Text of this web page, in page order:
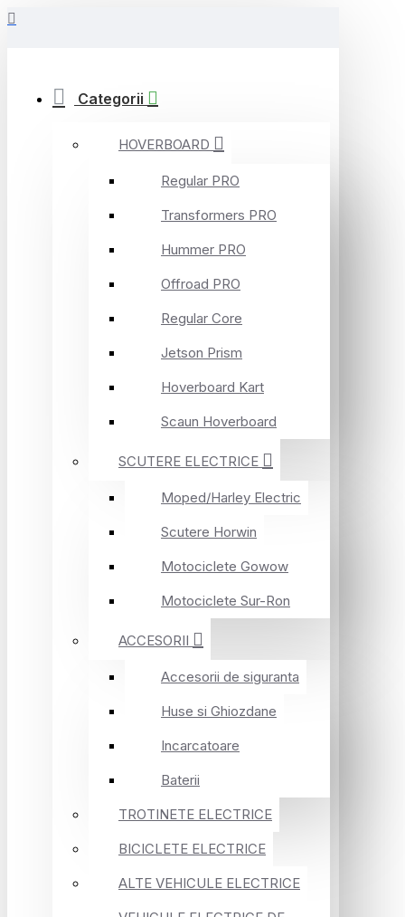
Categorii
HOVERBOARD
Regular PRO
Transformers PRO
Hummer PRO
Offroad PRO
Regular Core
Jetson Prism
Hoverboard Kart
Scaun Hoverboard
SCUTERE ELECTRICE
Moped/Harley Electric
Scutere Horwin
Motociclete Gowow
Motociclete Sur-Ron
ACCESORII
Accesorii de siguranta
Huse si Ghiozdane
Incarcatoare
Baterii
TROTINETE ELECTRICE
BICICLETE ELECTRICE
ALTE VEHICULE ELECTRICE